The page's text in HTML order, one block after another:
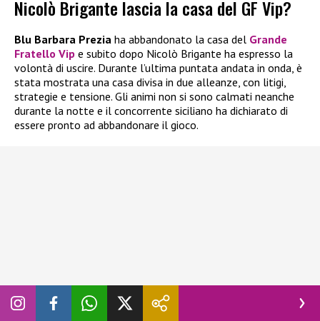
Nicolò Brigante lascia la casa del GF Vip?
Blu Barbara Prezia ha abbandonato la casa del Grande
Fratello Vip e subito dopo Nicolò Brigante ha espresso la
volontà di uscire. Durante l’ultima puntata andata in onda, è
stata mostrata una casa divisa in due alleanze, con litigi,
strategie e tensione. Gli animi non si sono calmati neanche
durante la notte e il concorrente siciliano ha dichiarato di
essere pronto ad abbandonare il gioco.